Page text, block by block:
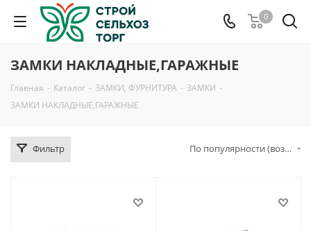
0
ЗАМКИ НАКЛАДНЫЕ,ГАРАЖНЫЕ
Главная - Каталог - ЗАМКИ, ФУРНИТУРА - ЗАМКИ -
ЗАМКИ НАКЛАДНЫЕ,ГАРАЖНЫЕ
Фильтр По популярности (возрастание)